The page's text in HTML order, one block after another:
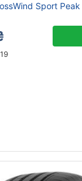
Sport Peak